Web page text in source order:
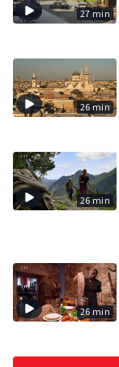
27 min
26 min
26 min
26 min